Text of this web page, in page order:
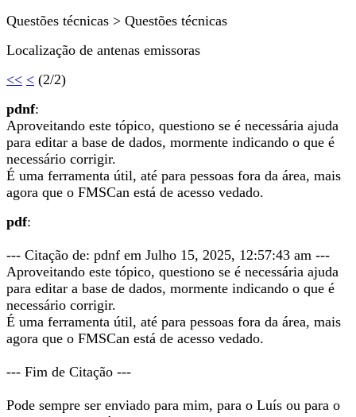
Questões técnicas > Questões técnicas
Localização de antenas emissoras
<< < (2/2)
pdnf:
Aproveitando este tópico, questiono se é necessária ajuda
para editar a base de dados, mormente indicando o que é
necessário corrigir.
É uma ferramenta útil, até para pessoas fora da área, mais
agora que o FMSCan está de acesso vedado.
pdf:
--- Citação de: pdnf em Julho 15, 2025, 12:57:43 am ---
Aproveitando este tópico, questiono se é necessária ajuda
para editar a base de dados, mormente indicando o que é
necessário corrigir.
É uma ferramenta útil, até para pessoas fora da área, mais
agora que o FMSCan está de acesso vedado.
--- Fim de Citação ---
Pode sempre ser enviado para mim, para o Luís ou para o